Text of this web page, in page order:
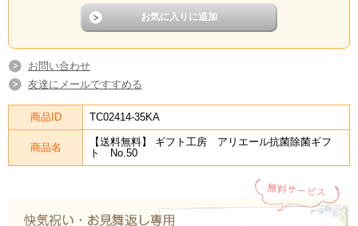
お問い合わせ
友達にメールですすめる
商品ID TC02414-35KA
商品名
【送料無料】 ギフト工房 アリエール抗菌除菌ギフ
ト No.50